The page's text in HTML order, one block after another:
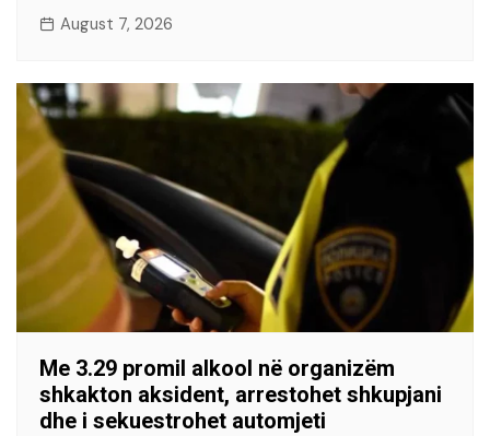
August 7, 2026
Me 3.29 promil alkool në organizëm
shkakton aksident, arrestohet shkupjani
dhe i sekuestrohet automjeti